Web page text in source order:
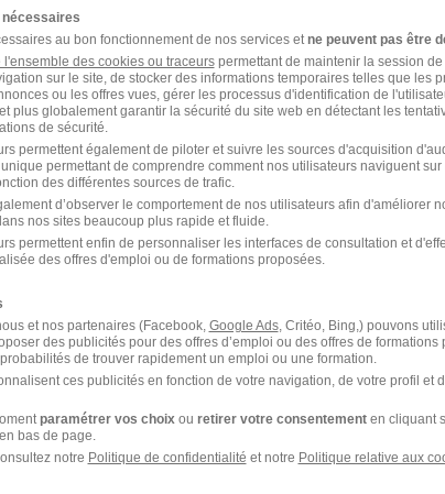
Technicien Maintenance Industriel
Apy Consult
Valence - 26 CDI 2 300 - 2 700 € / mois
il y a 23 jours
Douceurs Jacquemart
Romans-sur-Isère - 26 CDI
il y a 4 jours
au bon fonctionnement de nos services et ne peuvent pas être
l'ensemble des cookies ou traceurspermettant de maintenir la session
sur le site, de stocker des informations temporaires telles que les
ou les offres vues, gérer les processus d'identification de
plus globalement garantir la sécurité du site web en détectant les
de sécurité.
permettent également de piloter et suivre les sources d'acquisition
permettant de comprendre comment nos utilisateurs naviguent sur
des différentes sources de trafic.
d’observer le comportement de nos utilisateurs afin d'améliorer
nos sites beaucoup plus rapide et fluide.
permettent enfin de personnaliser les interfaces de consultation et
des offres d'emploi ou de formations proposées.
et nos partenaires (Facebook, Google Ads, Critéo, Bing,) pouvons
des publicités pour des offres d’emploi ou des offres de formations
de trouver rapidement un emploi ou une formation.
ces publicités en fonction de votre navigation, de votre profil et
paramétrer vos choix ou retirer votre consentementen cliquant
bas de page.
notre Politique de confidentialité et notre Politique relative aux